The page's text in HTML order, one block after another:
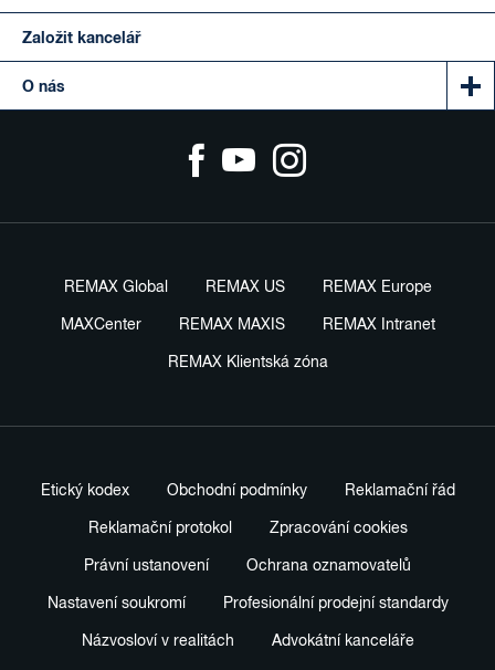
Založit kancelář
O nás
REMAX Global REMAX US REMAX Europe
MAXCenter REMAX MAXIS REMAX Intranet
REMAX Klientská zóna
Etický kodex Obchodní podmínky Reklamační řád
Reklamační protokol Zpracování cookies
Právní ustanovení Ochrana oznamovatelů
Nastavení soukromí Profesionální prodejní standardy
Názvosloví v realitách Advokátní kanceláře